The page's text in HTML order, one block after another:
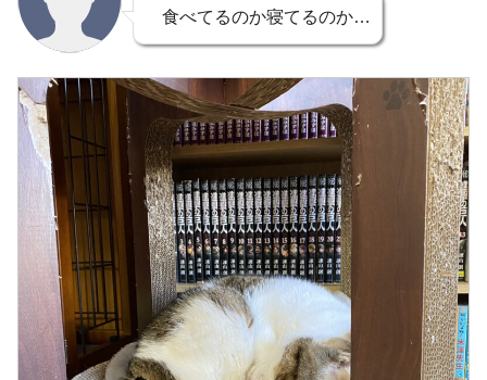
食べてるのか寝てるのか…